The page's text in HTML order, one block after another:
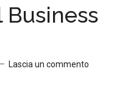
Business
Lascia un commento